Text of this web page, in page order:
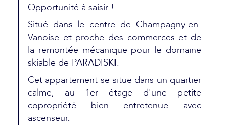
Opportunité à saisir !
Situé dans le centre de Champagny-en-
Vanoise et proche des commerces et de
la remontée mécanique pour le domaine
skiable de PARADISKI.
Cet appartement se situe dans un quartier
calme, au 1er étage d'une petite
copropriété bien entretenue avec
ascenseur.